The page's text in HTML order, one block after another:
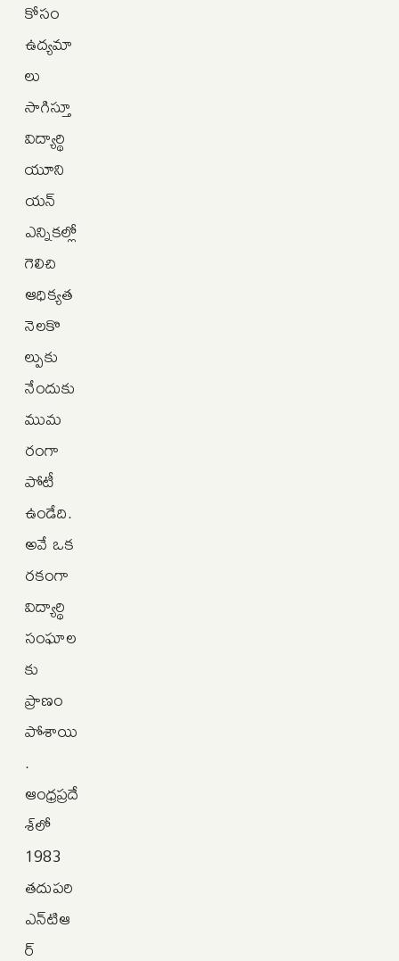
కోసం
ఉద్యమా
లు
సాగిస్తూ
విద్యార్థి
యూని
యన్‌
ఎన్నికల్లో
గెలిచి
ఆధిక్యత
నెలకొ
ల్పుకు
నేందుకు
ముమ
రంగా
పోటీ
ఉండేది.
అవే ఒక
రకంగా
విద్యార్థి
సంఘాల
కు
ప్రాణం
పోశాయి
.
ఆంధ్రప్రదే
శ్‌లో
1983
తదుపరి
ఎన్‌టిఆ
ర్‌